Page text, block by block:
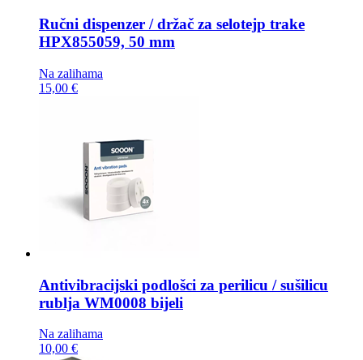
Ručni dispenzer / držač za selotejp trake
HPX855059, 50 mm
Na zalihama
15,00 €
Antivibracijski podlošci za perilicu / sušilicu
rublja WM0008 bijeli
Na zalihama
10,00 €